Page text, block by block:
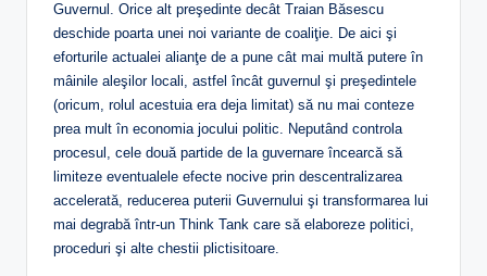
Guvernul. Orice alt preşedinte decât Traian Băsescu
deschide poarta unei noi variante de coaliţie. De aici şi
eforturile actualei alianţe de a pune cât mai multă putere în
mâinile aleşilor locali, astfel încât guvernul şi preşedintele
(oricum, rolul acestuia era deja limitat) să nu mai conteze
prea mult în economia jocului politic. Neputând controla
procesul, cele două partide de la guvernare încearcă să
limiteze eventualele efecte nocive prin descentralizarea
accelerată, reducerea puterii Guvernului şi transformarea lui
mai degrabă într-un Think Tank care să elaboreze politici,
proceduri şi alte chestii plictisitoare.